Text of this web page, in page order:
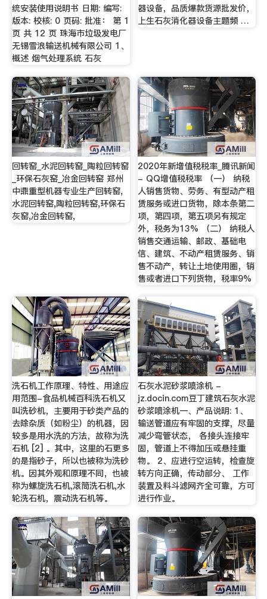
统安装使用说明书 日期: 编写:
版本: 校核: 0 页码: 批准： 第 1
页 共 12 页 珠海市垃圾发电厂
无锡雪浪输送机械有限公司 1、
概述 烟气处理系统 石灰
器设备，品质爆款货源批发价，
上生石灰消化器设备主题频 …
回转窑_水泥回转窑_陶粒回转窑
_环保石灰窑_冶金回转窑 郑州
中鼎重型机器专业生产回转窑,
水泥回转窑,陶粒回转窑,环保石
灰窑,冶金回转窑,
2020年新增值税税率_腾讯新闻
- QQ增值税税率 （一） 纳税
人销售货物、劳务、有型动产租
赁服务或进口货物，除本条第二
项，第四项，第五项另有规定
外，税务为13% （二） 纳税人
销售交通运输、邮政、基础电
信、建筑、不动产租赁服务、销
售不动产，转让土地使用圈，销
售或者进口下列货物，税率9%
洗石机工作原理、特性、用途应
用范围-食品机械百科洗石机又
叫洗砂机，主要用于砂类产品的
去除杂质（如粉尘）的机器，因
较多是用水洗的方法，故称为洗
石机 [2] 。其中，这里的石更多
的是指砂子，所以也被称为洗砂
机。因其外观和原理不同，也被
称为螺旋洗石机,滚筒洗石机,水
轮洗石机，震动洗石机等。
石灰水泥砂浆喷涂机 -
jz.docin.com豆丁建筑石灰水泥
砂浆喷涂机一、产品说明: 1、
输送管道应有牢固的支撑，尽量
减少弯管状态， 各接头连接牢
固，管道上不得加压或悬挂重
物。 2、应进行空运转，检查旋
转方向正确，传动部分、 工作
装置及料斗滤网齐全可靠，方可
进行作业。